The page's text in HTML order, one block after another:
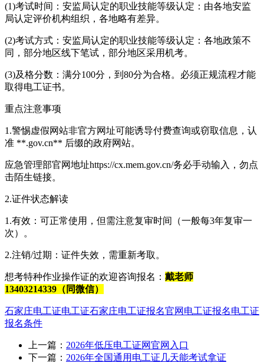
(1)考试时间：安监局认定的职业技能等级认定：由各地安监
局认定评价机构组织，各地略有差异。
(2)考试方式：安监局认定的职业技能等级认定：各地政策不
同，部分地区线下笔试，部分地区采用机考。
(3)及格分数：满分100分，到80分为合格。必须正规流程才能
取得电工证书。
重点注意事项
1.警惕虚假网站非官方网址可能诱导付费查询或窃取信息，认
准 **.gov.cn** 后缀的政府网站。
应急管理部官网地址https://cx.mem.gov.cn/务必手动输入，勿点
击陌生链接。
2.证件状态解读
1.有效：可正常使用，但需注意复审时间（一般每3年复审一
次）。
2.注销/过期：证件失效，需重新考取。
想考特种作业操作证的欢迎咨询报名： 戴老师
13403214339（同微信）
石家庄电工证电工证石家庄电工证报名官网 电工证报名电工证
报名条件
上一篇： 2026年低压电工证网官网入口
下一篇： 2026年全国通用电工证几天能考试拿证